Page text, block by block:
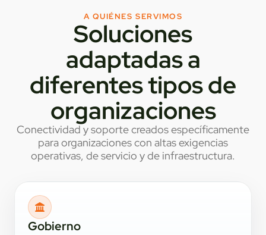
A QUIÉNES SERVIMOS
Soluciones
adaptadas a
diferentes tipos de
organizaciones
Conectividad y soporte creados específicamente
para organizaciones con altas exigencias
operativas, de servicio y de infraestructura.
Gobierno